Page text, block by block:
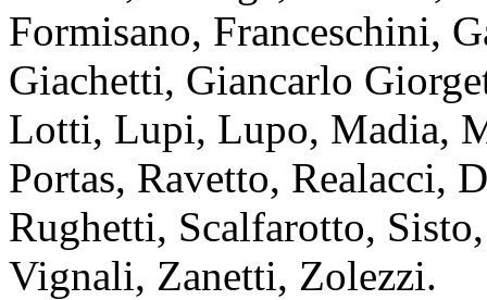
Formisano, Franceschini,
Giachetti, Giancarlo
Lotti, Lupi, Lupo, Madia,
Portas, Ravetto, Realacci,
Rughetti, Scalfarotto,
Vignali, Zanetti, Zolezzi.